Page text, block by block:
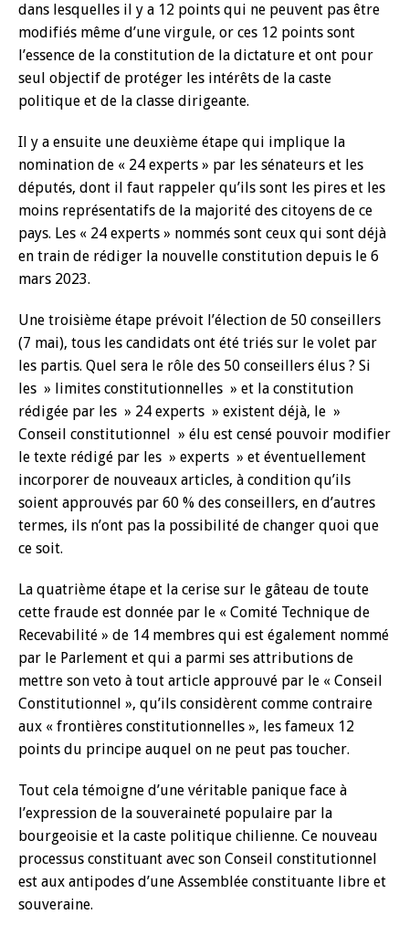
dans lesquelles il y a 12 points qui ne peuvent pas être
modifiés même d’une virgule, or ces 12 points sont
l’essence de la constitution de la dictature et ont pour
seul objectif de protéger les intérêts de la caste
politique et de la classe dirigeante.
Il y a ensuite une deuxième étape qui implique la
nomination de « 24 experts » par les sénateurs et les
députés, dont il faut rappeler qu’ils sont les pires et les
moins représentatifs de la majorité des citoyens de ce
pays. Les « 24 experts » nommés sont ceux qui sont déjà
en train de rédiger la nouvelle constitution depuis le 6
mars 2023.
Une troisième étape prévoit l’élection de 50 conseillers
(7 mai), tous les candidats ont été triés sur le volet par
les partis. Quel sera le rôle des 50 conseillers élus ? Si
les » limites constitutionnelles » et la constitution
rédigée par les » 24 experts » existent déjà, le »
Conseil constitutionnel » élu est censé pouvoir modifier
le texte rédigé par les » experts » et éventuellement
incorporer de nouveaux articles, à condition qu’ils
soient approuvés par 60 % des conseillers, en d’autres
termes, ils n’ont pas la possibilité de changer quoi que
ce soit.
La quatrième étape et la cerise sur le gâteau de toute
cette fraude est donnée par le « Comité Technique de
Recevabilité » de 14 membres qui est également nommé
par le Parlement et qui a parmi ses attributions de
mettre son veto à tout article approuvé par le « Conseil
Constitutionnel », qu’ils considèrent comme contraire
aux « frontières constitutionnelles », les fameux 12
points du principe auquel on ne peut pas toucher.
Tout cela témoigne d’une véritable panique face à
l’expression de la souveraineté populaire par la
bourgeoisie et la caste politique chilienne. Ce nouveau
processus constituant avec son Conseil constitutionnel
est aux antipodes d’une Assemblée constituante libre et
souveraine.